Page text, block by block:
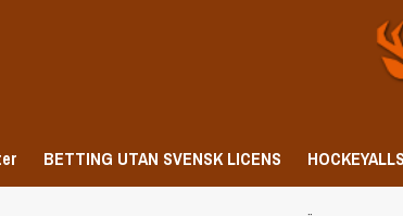
BETTING UTAN SVENSK LICENS